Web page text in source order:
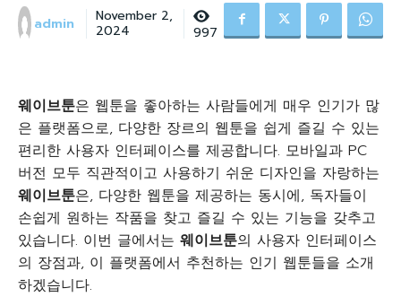
admin November 2,
2024 997
웨이브툰은 웹툰을 좋아하는 사람들에게 매우 인기가 많
은 플랫폼으로, 다양한 장르의 웹툰을 쉽게 즐길 수 있는
편리한 사용자 인터페이스를 제공합니다. 모바일과 PC
버전 모두 직관적이고 사용하기 쉬운 디자인을 자랑하는
웨이브툰은, 다양한 웹툰을 제공하는 동시에, 독자들이
손쉽게 원하는 작품을 찾고 즐길 수 있는 기능을 갖추고
있습니다. 이번 글에서는 웨이브툰의 사용자 인터페이스
의 장점과, 이 플랫폼에서 추천하는 인기 웹툰들을 소개
하겠습니다.